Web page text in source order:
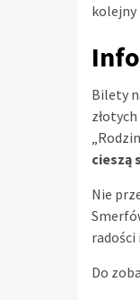
kolejny
Bilety
cieszą
Nie
radości
Do